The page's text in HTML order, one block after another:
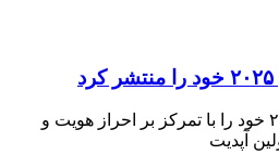
تلگرام اولین آپدیت سال ۲۰۲۵ خود را با تمرکز بر احراز هویت و